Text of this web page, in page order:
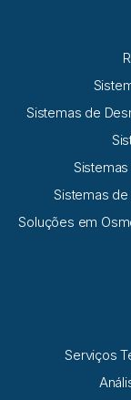
Sistemas de
Sistemas
Soluções em
Serviços